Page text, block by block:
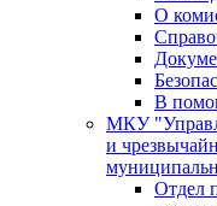
О
В
МКУ
и
Отдел